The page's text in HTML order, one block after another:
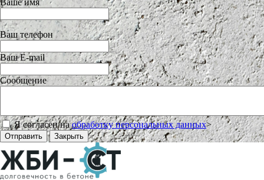
Ваше имя
Ваш телефон
Ваш E-mail
Сообщение
Я согласен наобработку персональных данных>
Отправить Закрыть